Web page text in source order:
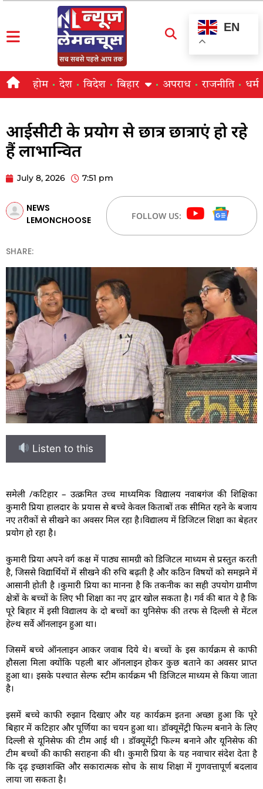
EN
होम देश विदेश बिहार अपराध राजनीति धर्म
आईसीटी के प्रयोग से छात्र छात्राएं हो रहे
हैं लाभान्वित
July 8, 2026 7:51 pm
NEWS
LEMONCHOOSE
FOLLOW US:
SHARE:
Listen to this
समेली /कटिहार – उत्क्रमित उच्च माध्यमिक विद्यालय नवाबगंज की शिक्षिका
कुमारी प्रिया हालदार के प्रयास से बच्चे केवल किताबों तक सीमित रहने के बजाय
नए तरीकों से सीखने का अवसर मिल रहा है।विद्यालय में डिजिटल शिक्षा का बेहतर
प्रयोग हो रहा है।
कुमारी प्रिया अपने वर्ग कक्ष में पाठ्य सामग्री को डिजिटल माध्यम से प्रस्तुत करती
है, जिससे विद्यार्थियों में सीखने की रुचि बढ़ती है और कठिन विषयों को समझने में
आसानी होती है ।कुमारी प्रिया का मानना है कि तकनीक का सही उपयोग ग्रामीण
क्षेत्रों के बच्चों के लिए भी शिक्षा का नए द्वार खोल सकता है। गर्व की बात ये है कि
पूरे बिहार में इसी विद्यालय के दो बच्चों का युनिसेफ की तरफ से दिल्ली से मेंटल
हेल्थ सर्वे ऑनलाइन हुआ था।
जिसमें बच्चे ऑनलाइन आकर जवाब दिये थे। बच्चों के इस कार्यक्रम से काफी
हौसला मिला क्योंकि पहली बार ऑनलाइन होकर कुछ बताने का अवसर प्राप्त
हुआ था। इसके पश्चात सेल्फ स्टीम कार्यक्रम भी डिजिटल माध्यम से किया जाता
है।
इसमें बच्चे काफी रुझान दिखाए और यह कार्यक्रम इतना अच्छा हुआ कि पूरे
बिहार में कटिहार और पूर्णिया का चयन हुआ था। डॉक्यूमेंट्री फिल्म बनाने के लिए
दिल्ली से यूनिसेफ की टीम आई थी । डॉक्यूमेंट्री फिल्म बनाने और यूनिसेफ की
टीम बच्चों की काफी सराहना की थी। कुमारी प्रिया के यह नवाचार संदेश देता है
कि दृढ़ इच्छाशक्ति और सकारात्मक सोच के साथ शिक्षा में गुणवत्तापूर्ण बदलाव
लाया जा सकता है।